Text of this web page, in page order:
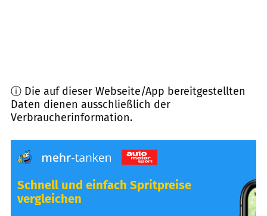
ⓘ Die auf dieser Webseite/App bereitgestellten
Daten dienen ausschließlich der
Verbraucherinformation.
Schnell und einfach Spritpreise
vergleichen